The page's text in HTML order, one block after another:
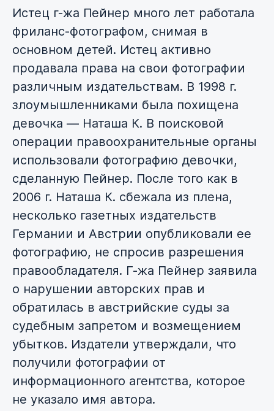
Истец г-жа Пейнер много лет работала
фриланс-фотографом, снимая в
основном детей. Истец активно
продавала права на свои фотографии
различным издательствам. В 1998 г.
злоумышленниками была похищена
девочка — Наташа К. В поисковой
операции правоохранительные органы
использовали фотографию девочки,
сделанную Пейнер. После того как в
2006 г. Наташа К. сбежала из плена,
несколько газетных издательств
Германии и Австрии опубликовали ее
фотографию, не спросив разрешения
правообладателя. Г-жа Пейнер заявила
о нарушении авторских прав и
обратилась в австрийские суды за
судебным запретом и возмещением
убытков. Издатели утверждали, что
получили фотографии от
информационного агентства, которое
не указало имя автора.